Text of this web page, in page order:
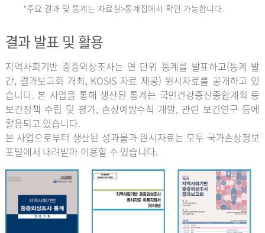
*주요 결과 및 통계는 자료실>통계집에서 확인 가능합니다.
결과 발표 및 활용
지역사회기반 중증외상조사는 연 단위 통계를 발표하고(통계 발
간, 결과보고회 개최, KOSIS 자료 제공) 원시자료를 공개하고 있
습니다. 본 사업을 통해 생산된 통계는 국민건강증진종합계획 등
보건정책 수립 및 평가, 손상예방수칙 개발, 관련 보건연구 등에
활용되고 있습니다.
본 사업으로부터 생산된 성과물과 원시자료는 모두 국가손상정보
포털에서 내려받아 이용할 수 있습니다.